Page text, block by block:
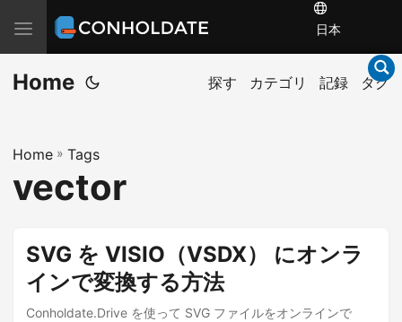
T
o
g
e
n
g
a
日本
Home 探す カテゴリ 記録 タグ
Home » Tags
vector
SVG を VISIO（VSDX） にオンラ
インで変換する方法
Conholdate.Drive を使って SVG ファイルをオンラインで